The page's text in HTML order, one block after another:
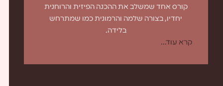
קורס אחד שמשלב את ההכנה הפיזית והרוחנית
יחדיו, בצורה שלמה והרמונית כמו שמתרחש
בלידה.
קרא עוד...